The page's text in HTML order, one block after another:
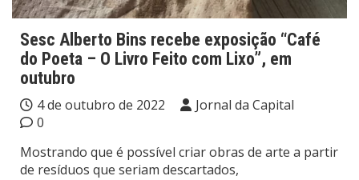
Sesc Alberto Bins recebe exposição “Café
do Poeta – O Livro Feito com Lixo”, em
outubro
4 de outubro de 2022
Jornal da Capital
0
Mostrando que é possível criar obras de arte a partir
de resíduos que seriam descartados,